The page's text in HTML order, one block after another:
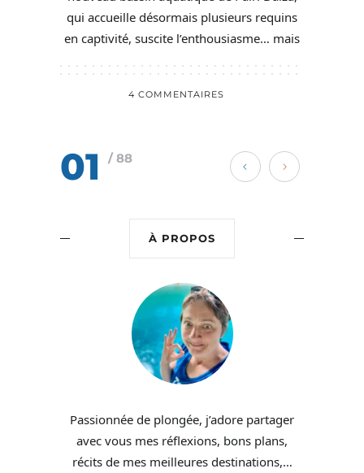
qui accueille désormais plusieurs requins
en captivité, suscite l’enthousiasme… mais
4 COMMENTAIRES
01 / 88
À PROPOS
Passionnée de plongée, j’adore partager
avec vous mes réflexions, bons plans,
récits de mes meilleures destinations,…